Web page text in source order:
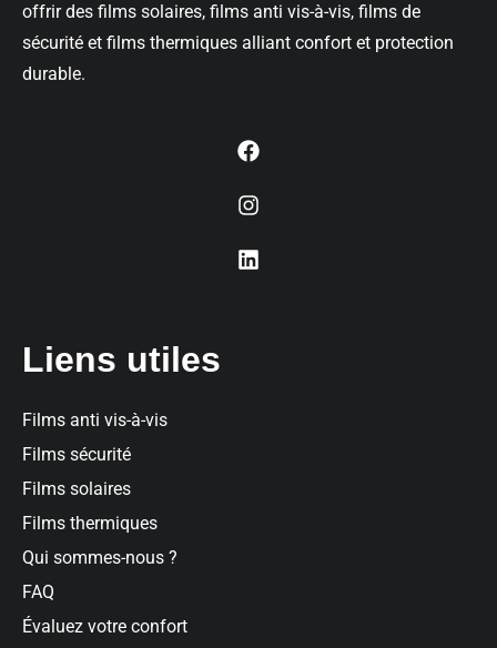
offrir des films solaires, films anti vis-à-vis, films de
sécurité et films thermiques alliant confort et protection
durable.
Liens utiles
Films anti vis-à-vis
Films sécurité
Films solaires
Films thermiques
Qui sommes-nous ?
FAQ
Évaluez votre confort